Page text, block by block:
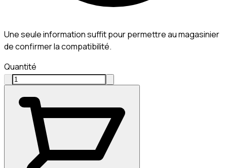
Une seule information suffit pour permettre au magasinier
de confirmer la compatibilité.
Quantité